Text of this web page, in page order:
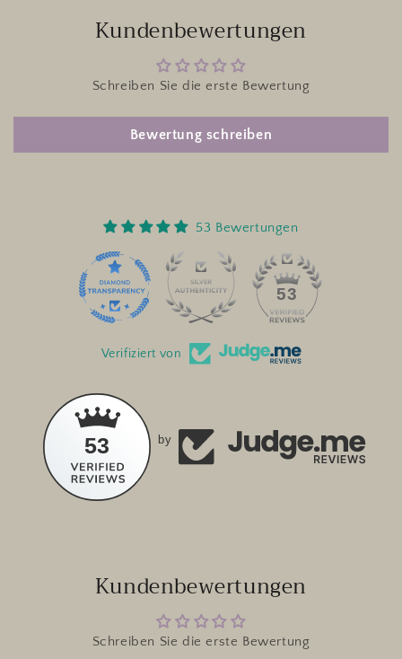
Kundenbewertungen
Schreiben Sie die erste Bewertung
Bewertung schreiben
53 Bewertungen
53
Verifiziert von
53 by
Kundenbewertungen
Schreiben Sie die erste Bewertung